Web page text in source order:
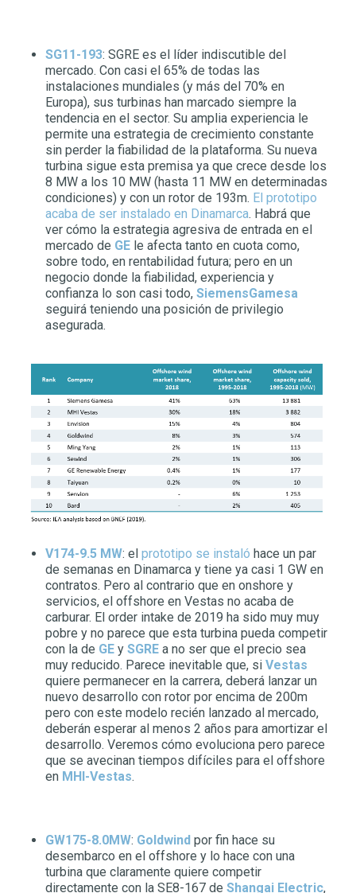
SG11-193: SGRE es el líder indiscutible del
mercado. Con casi el 65% de todas las
instalaciones mundiales (y más del 70% en
Europa), sus turbinas han marcado siempre la
tendencia en el sector. Su amplia experiencia le
permite una estrategia de crecimiento constante
sin perder la fiabilidad de la plataforma. Su nueva
turbina sigue esta premisa ya que crece desde los
8 MW a los 10 MW (hasta 11 MW en determinadas
condiciones) y con un rotor de 193m. El prototipo
acaba de ser instalado en Dinamarca. Habrá que
ver cómo la estrategia agresiva de entrada en el
mercado de GEle afecta tanto en cuota como,
sobre todo, en rentabilidad futura; pero en un
negocio donde la fiabilidad, experiencia y
confianza lo son casi todo, SiemensGamesa
seguirá teniendo una posición de privilegio
asegurada.
V174-9.5 MW: el prototipo se instaló hace un par
de semanas en Dinamarca y tiene ya casi 1 GW en
contratos. Pero al contrario que en onshore y
servicios, el offshore en Vestas no acaba de
carburar. El order intake de 2019 ha sido muy muy
pobre y no parece que esta turbina pueda competir
con la de GEy SGREa no ser que el precio sea
muy reducido. Parece inevitable que, si Vestas
quiere permanecer en la carrera, deberá lanzar un
nuevo desarrollo con rotor por encima de 200m
pero con este modelo recién lanzado al mercado,
deberán esperar al menos 2 años para amortizar el
desarrollo. Veremos cómo evoluciona pero parece
que se avecinan tiempos difíciles para el offshore
en MHI-Vestas.
GW175-8.0MW: Goldwindpor fin hace su
desembarco en el offshore y lo hace con una
turbina que claramente quiere competir
directamente con la SE8-167 de Shangai Electric,